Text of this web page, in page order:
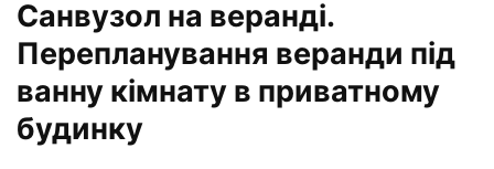
Санвузол на веранді.
Перепланування веранди під
ванну кімнату в приватному
будинку